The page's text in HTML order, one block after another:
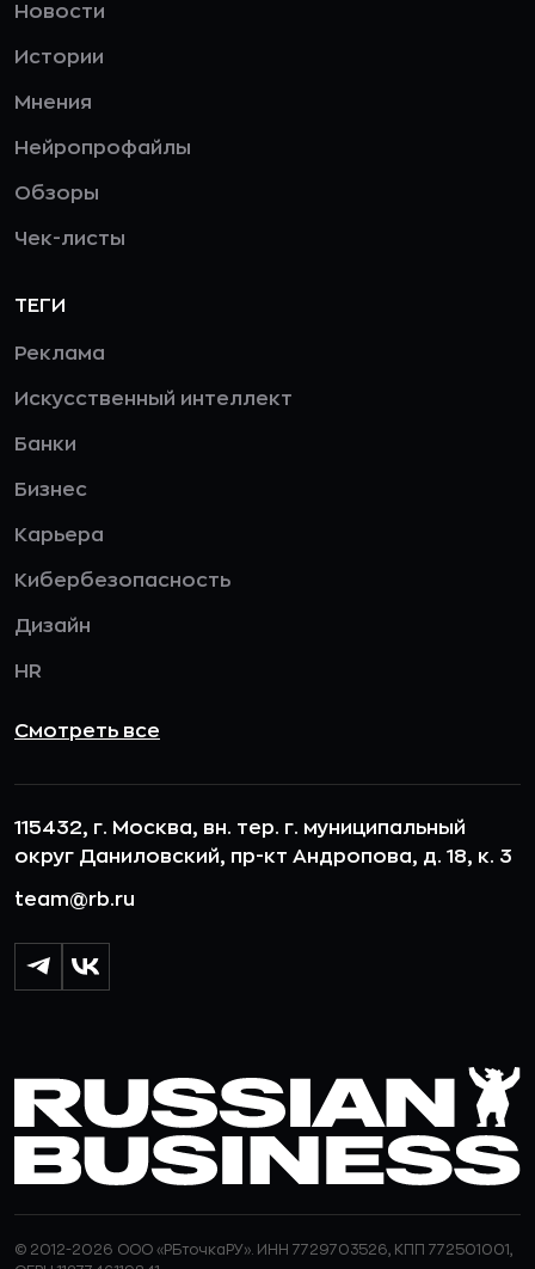
Новости
Истории
Мнения
Нейропрофайлы
Обзоры
Чек-листы
ТЕГИ
Реклама
Искусственный интеллект
Банки
Бизнес
Карьера
Кибербезопасность
Дизайн
HR
Смотреть все
115432, г. Москва, вн. тер. г. муниципальный
округ Даниловский, пр-кт Андропова, д. 18, к. 3
team@rb.ru
© 2012-2026 ООО «РБточкаРУ». ИНН 7729703526, КПП 772501001,